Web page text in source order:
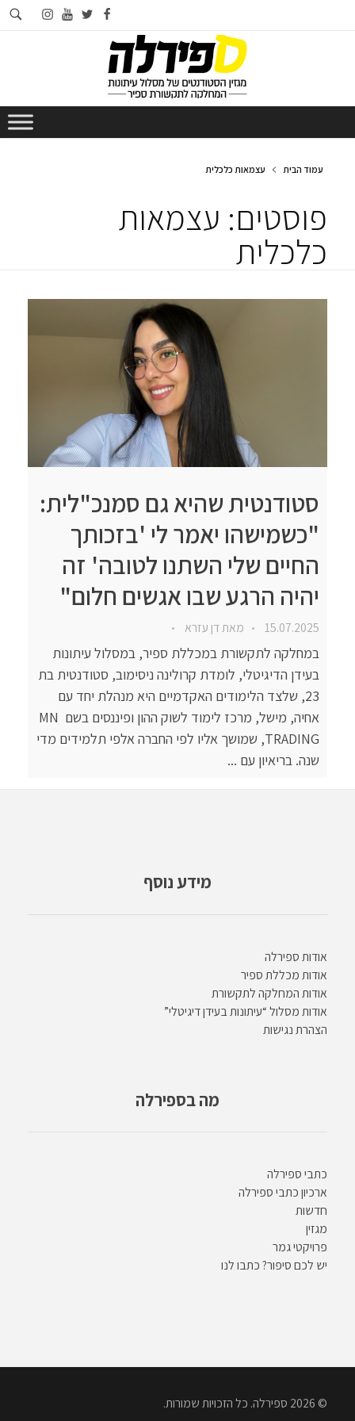
facebook
twitter
youtube
instagram
עמוד הבית עצמאות כלכלית
פוסטים: עצמאות
כלכלית
סטודנטית שהיא גם סמנכ"לית:
"כשמישהו יאמר לי 'בזכותך
החיים שלי השתנו לטובה' זה
יהיה הרגע שבו אגשים חלום"
15.07.2025 מאתדן עזרא
במחלקה לתקשורת במכללת ספיר, במסלול עיתונות
בעידן הדיגיטלי, לומדת קרולינה ניסימוב, סטודנטית בת
23, שלצד הלימודים האקדמיים היא מנהלת יחד עם
אחיה, מישל, מרכז לימוד לשוק ההון ופיננסים בשם MN
TRADING, שמושך אליו לפי החברה אלפי תלמידים מדי
שנה. בריאיון עם ...
מידע נוסף
אודות ספירלה
אודות מכללת ספיר
אודות המחלקה לתקשורת
אודות מסלול “עיתונות בעידן דיגיטלי”
הצהרת נגישות
מה בספירלה
כתבי ספירלה
ארכיון כתבי ספירלה
חדשות
מגזין
פרויקטי גמר
יש לכם סיפור? כתבו לנו
© 2026 ספירלה. כל הזכויות שמורות.